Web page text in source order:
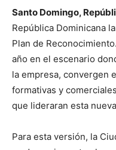
Santo Domingo,
República Dominicana
Plan de
año en el escenario
la empresa, convergen
formativas y
que lideraran esta
Para esta versión, la